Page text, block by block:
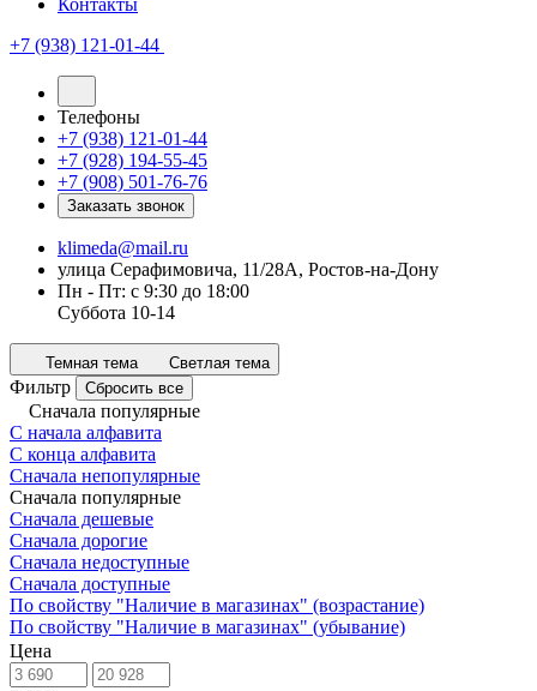
Контакты
+7 (938) 121-01-44
Телефоны
+7 (938) 121-01-44
+7 (928) 194-55-45
+7 (908) 501-76-76
Заказать звонок
klimeda@mail.ru
улица Серафимовича, 11/28А, Ростов-на-Дону
Пн - Пт: с 9:30 до 18:00
Суббота 10-14
Темная тема Светлая тема
Фильтр Сбросить все
Сначала популярные
С начала алфавита
С конца алфавита
Сначала непопулярные
Сначала популярные
Сначала дешевые
Сначала дорогие
Сначала недоступные
Сначала доступные
По свойству "Наличие в магазинах" (возрастание)
По свойству "Наличие в магазинах" (убывание)
Цена